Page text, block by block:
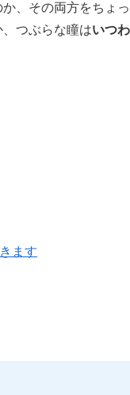
、その両方をちょ
つぶらな瞳はいつ
ます